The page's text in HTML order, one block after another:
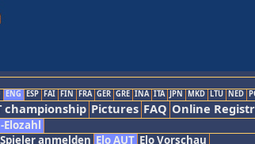
ENG ESP FAI FIN FRA GER GRE INA ITA JPN MKD LTU NED
championship Pictures FAQ Online
Spieler anmelden Elo AUT Elo Vorschau